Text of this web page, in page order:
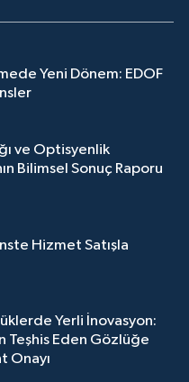
Yeni Dönem: EDOF
ve Optisyenlik
Bilimsel Sonuç Raporu
Hizmet Satışla
Yerli İnovasyon:
Teşhis Eden Gözlüğe
Onayı